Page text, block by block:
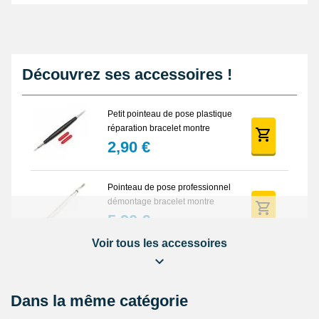
Découvrez ses accessoires !
Petit pointeau de pose plastique
réparation bracelet montre
2,90 €
Pointeau de pose professionnel
démontage bracelet montre
5,90 €
Lot Outils Montre 12 pièces +
32,90 €
Voir tous les accessoires
Dans la même catégorie